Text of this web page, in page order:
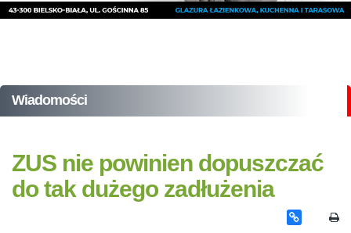
Wiadomości
ZUS nie powinien dopuszczać
do tak dużego zadłużenia